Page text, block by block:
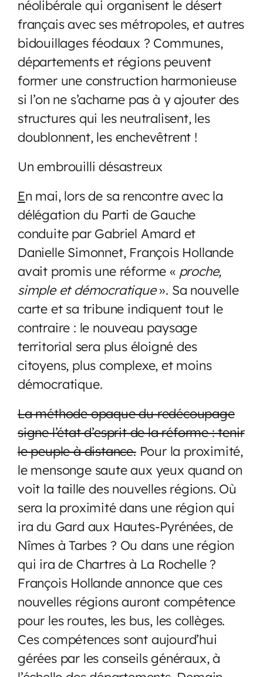
néolibérale qui organisent le désert
français avec ses métropoles, et autres
bidouillages féodaux ? Communes,
départements et régions peuvent
former une construction harmonieuse
si l’on ne s’acharne pas à y ajouter des
structures qui les neutralisent, les
doublonnent, les enchevêtrent !
Un embrouilli désastreux
En mai, lors de sa rencontre avec la
délégation du Parti de Gauche
conduite par Gabriel Amard et
Danielle Simonnet, François Hollande
avait promis une réforme « proche,
simple et démocratique». Sa nouvelle
carte et sa tribune indiquent tout le
contraire : le nouveau paysage
territorial sera plus éloigné des
citoyens, plus complexe, et moins
démocratique.
La méthode opaque du redécoupage
signe l’état d’esprit de la réforme : tenir
le peuple à distance.Pour la proximité,
le mensonge saute aux yeux quand on
voit la taille des nouvelles régions. Où
sera la proximité dans une région qui
ira du Gard aux Hautes-Pyrénées, de
Nîmes à Tarbes ? Ou dans une région
qui ira de Chartres à La Rochelle ?
François Hollande annonce que ces
nouvelles régions auront compétence
pour les routes, les bus, les collèges.
Ces compétences sont aujourd’hui
gérées par les conseils généraux, à